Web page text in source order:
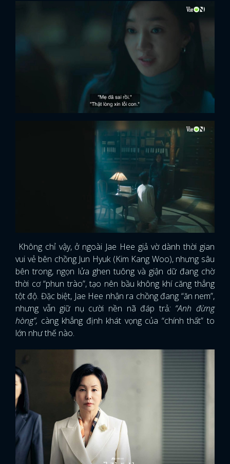
Không chỉ vậy, ở ngoài Jae Hee giả vờ dành thời gian
vui vẻ bên chồng Jun Hyuk (Kim Kang Woo), nhưng sâu
bên trong, ngọn lửa ghen tuông và giận dữ đang chờ
thời cơ “phun trào”, tạo nên bầu không khí căng thẳng
tột độ. Đặc biệt, Jae Hee nhận ra chồng đang “ăn nem”,
nhưng vẫn giữ nụ cười nền nã đáp trả: “Anh đừng
hòng”, càng khẳng định khát vọng của “chính thất” to
lớn như thế nào.